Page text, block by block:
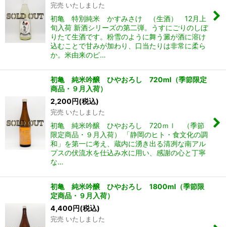
完売 いたしました
初亀 特別純米 かすみさけ （生酒） 12月上
旬入荷 新酒シリーズの第二弾。うすにごりのしぼ
りたて生酒です。粉雪のように舞う澱が酒に溶け
込むことで甘みが加わり、口当たりは非常に柔ら
か。米由来のピ…
初亀 純米吟醸 ひやおろし 720ml（季節限定
商品・９月入荷）
2,200円(税込)
完売 いたしました
初亀 純米吟醸 ひやおろし 720ｍｌ （季節
限定商品・９月入荷） 「静岡のヒト・食文化の調
和」を第一に考え、蔵内に湧き出る清冽な南アル
プスの伏流水を仕込み水に用い、感謝の心と丁寧
な…
初亀 純米吟醸 ひやおろし 1800ml（季節限
定商品・９月入荷）
4,400円(税込)
完売 いたしました